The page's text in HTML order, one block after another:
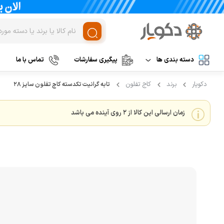
دسته بندی ها
لوازم برقی آشپزخانه غذاساز و خردکن
نظافت و شستشو
پیگیری سفارشات تماس با ما
دکویار برند کاج تفلون تابه گرانیت تکدسته کاج تفلون سایز 28
زمان ارسالی این کالا از 2 روی آینده می باشد